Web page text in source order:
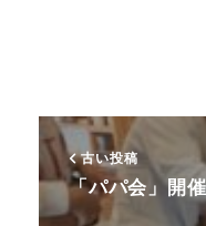
古い投稿
「パパ会」開